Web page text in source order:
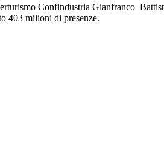
Confindustria Gianfranco
403 milioni di presenze.